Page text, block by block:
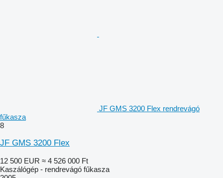
JF GMS 3200 Flex rendrevágó
fűkasza
8
JF GMS 3200 Flex
12 500 EUR ≈ 4 526 000 Ft
Kaszálógép - rendrevágó fűkasza